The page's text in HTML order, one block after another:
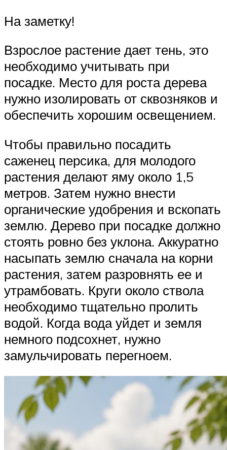
На заметку!
Взрослое растение дает тень, это
необходимо учитывать при
посадке. Место для роста дерева
нужно изолировать от сквозняков и
обеспечить хорошим освещением.
Чтобы правильно посадить
саженец персика, для молодого
растения делают яму около 1,5
метров. Затем нужно внести
органические удобрения и вскопать
землю. Дерево при посадке должно
стоять ровно без уклона. Аккуратно
насыпать землю сначала на корни
растения, затем разровнять ее и
утрамбовать. Круги около ствола
необходимо тщательно пролить
водой. Когда вода уйдет и земля
немного подсохнет, нужно
замульчировать перегноем.